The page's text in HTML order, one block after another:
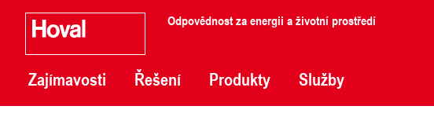
Odpovědnost za energii a životní prostředí
Zajímavosti Řešení Produkty Služby